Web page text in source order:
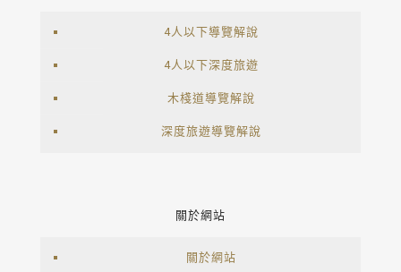
4人以下導覽解說
4人以下深度旅遊
木棧道導覽解說
深度旅遊導覽解說
關於網站
關於網站